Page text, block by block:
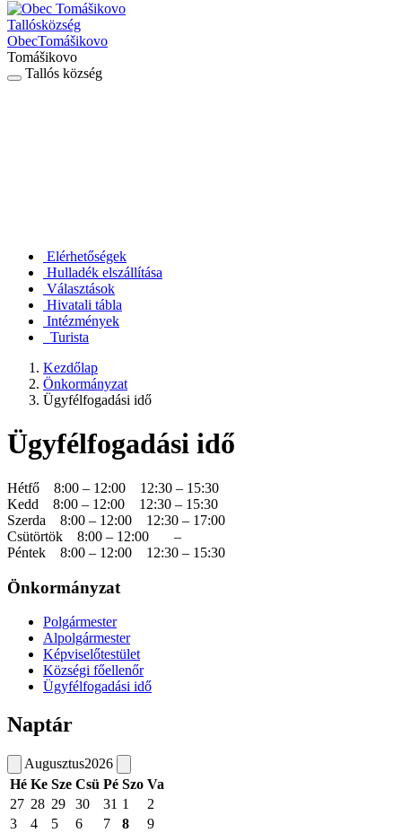
Tallósközség
ObecTomášikovo
Tomášikovo
Tallós község
Elérhetőségek
Hulladék elszállítása
Választások
Hivatali tábla
Intézmények
Turista
Kezdőlap
Önkormányzat
Ügyfélfogadási idő
Ügyfélfogadási idő
Hétfő 8:00 – 12:00 12:30 – 15:30
Kedd 8:00 – 12:00 12:30 – 15:30
Szerda 8:00 – 12:00 12:30 – 17:00
Csütörtök 8:00 – 12:00 –
Péntek 8:00 – 12:00 12:30 – 15:30
Önkormányzat
Polgármester
Alpolgármester
Képviselőtestület
Községi főellenőr
Ügyfélfogadási idő
Naptár
Augusztus2026
Hé Ke Sze Csü Pé Szo Va
27 28 29 30 31 1
2
3
4 5 6 7 8
9